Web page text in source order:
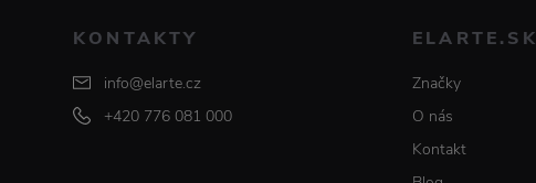
KONTAKTY
info@elarte.cz
+420 776 081 000
ELARTE.SK
Značky
O nás
Kontakt